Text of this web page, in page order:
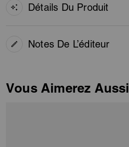
Détails Du Produit
Notes De L’éditeur
Vous Aimerez Aussi